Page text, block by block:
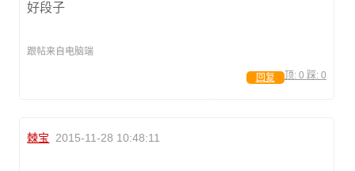
好段子
跟帖来自电脑端
顶: 0 踩: 0
回复
棘宝 2015-11-28 10:48:11